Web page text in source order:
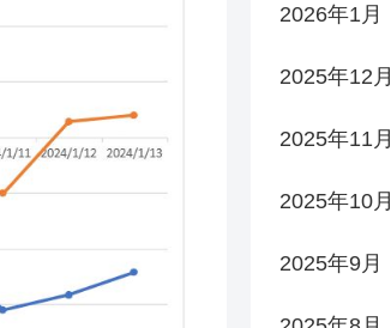
2026年1月
2025年12月
2025年11月
2025年10月
2025年9月